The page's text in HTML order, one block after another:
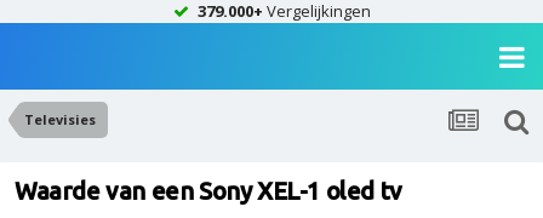
379.000+ Vergelijkingen
Televisies
Waarde van een Sony XEL-1 oled tv